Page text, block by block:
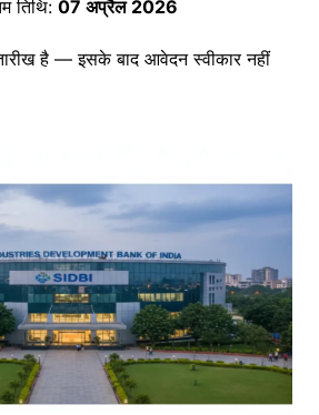
तिथि: 07 अप्रैल 2026
है — इसके बाद आवेदन स्वीकार नहीं